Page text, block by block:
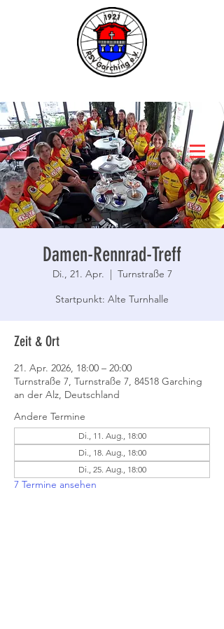
Damen-Rennrad-Treff
Di., 21. Apr.
  |
Turnstraße 7
Startpunkt: Alte Turnhalle
Zeit & Ort
21. Apr. 2026, 18:00 – 20:00
Turnstraße 7, Turnstraße 7, 84518 Garching
an der Alz, Deutschland
Andere Termine
Di., 11. Aug., 18:00
Di., 18. Aug., 18:00
Di., 25. Aug., 18:00
7 Termine ansehen